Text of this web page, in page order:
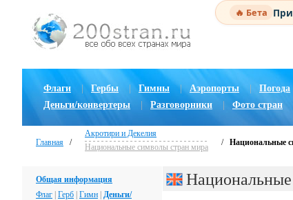
🔥 Бета
Флаги Гербы Гимны | Аэропорты Погода
Деньги/конвертеры
Разговорники Фото стран
Главная /
Акротири и Декелия
Национальные символы стран мира
/ Национальные
Общая информация
Флаг Герб Гимн Деньги/